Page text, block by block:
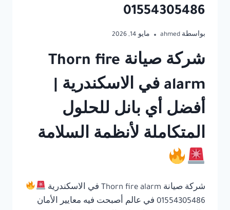
01554305486
بواسطة ahmed مايو 14, 2026
شركة صيانة Thorn fire
alarm في الاسكندرية |
أفضل أي بانل للحلول
المتكاملة لأنظمة السلامة
شركة صيانة Thorn fire alarm في الاسكندرية
01554305486 في عالم أصبحت فيه معايير الأمان